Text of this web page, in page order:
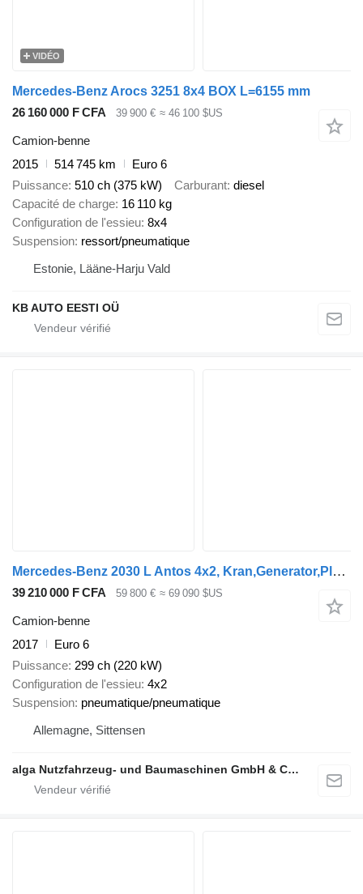
VIDÉO
Mercedes-Benz Arocs 3251 8x4 BOX L=6155 mm
26 160 000 F CFA
39 900 € ≈ 46 100 $US
Camion-benne
2015
514 745 km
Euro 6
Puissance 510 ch (375 kW) Carburant diesel
Capacité de charge 16 110 kg
Configuration de l'essieu 8x4
Suspension ressort/pneumatique
Estonie, Lääne-Harju Vald
KB AUTO EESTI OÜ
Mercedes-Benz 2030 L Antos 4x2, Kran,Generator,Plane,Hydraulik
39 210 000 F CFA 59 800 € ≈ 69 090 $US
Camion-benne
2017
Euro 6
Puissance 299 ch (220 kW)
Configuration de l'essieu 4x2
Suspension pneumatique/pneumatique
Allemagne, Sittensen
alga Nutzfahrzeug- und Baumaschinen GmbH & Co. KG